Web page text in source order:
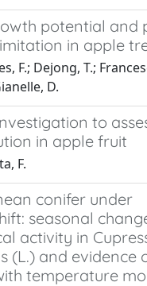
potential and
in apple
F.; Dejong, T.;
D.
to
in apple fruit
F.
conifer under
seasonal
activity in
(L.) and evidence
temperature